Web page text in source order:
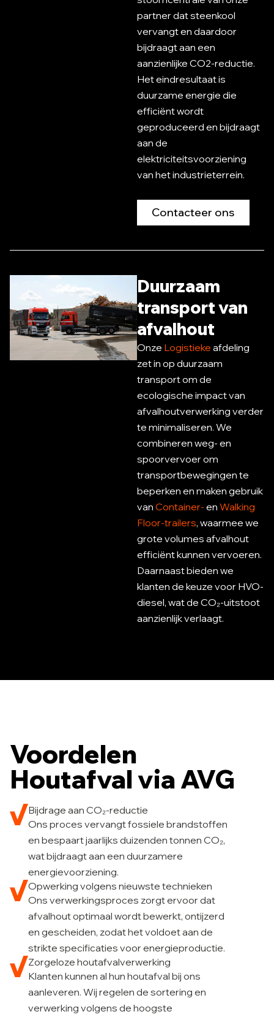
partner dat steenkool
vervangt en daardoor
bijdraagt aan een
aanzienlijke CO2-reductie.
Het eindresultaat is
duurzame energie die
efficiënt wordt
geproduceerd en bijdraagt
aan de
elektriciteitsvoorziening
van het industrieterrein.
Contacteer ons
Duurzaam
transport van
afvalhout
Onze Logistieke afdeling
zet in op duurzaam
transport om de
ecologische impact van
afvalhoutverwerking verder
te minimaliseren. We
combineren weg- en
spoorvervoer om
transportbewegingen te
beperken en maken gebruik
van Container- en Walking
Floor-trailers, waarmee we
grote volumes afvalhout
efficiënt kunnen vervoeren.
Daarnaast bieden we
klanten de keuze voor HVO-
diesel, wat de CO₂-uitstoot
aanzienlijk verlaagt.
Voordelen
Houtafval via AVG
Bijdrage aan CO₂-reductie
Ons proces vervangt fossiele brandstoffen
en bespaart jaarlijks duizenden tonnen CO₂,
wat bijdraagt aan een duurzamere
energievoorziening.
Opwerking volgens nieuwste technieken
Ons verwerkingsproces zorgt ervoor dat
afvalhout optimaal wordt bewerkt, ontijzerd
en gescheiden, zodat het voldoet aan de
strikte specificaties voor energieproductie.
Zorgeloze houtafvalverwerking
Klanten kunnen al hun houtafval bij ons
aanleveren. Wij regelen de sortering en
verwerking volgens de hoogste